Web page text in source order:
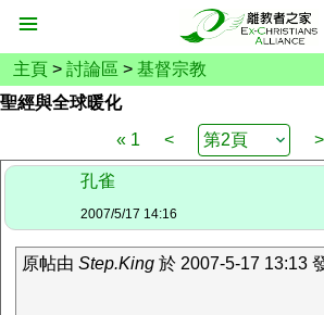
主頁 > 討論區 > 基督宗教
聖經與全球暖化
« 1
< >
孔雀
2007/5/17 14:16
原帖由 Step.King 於 2007-5-17 13:13